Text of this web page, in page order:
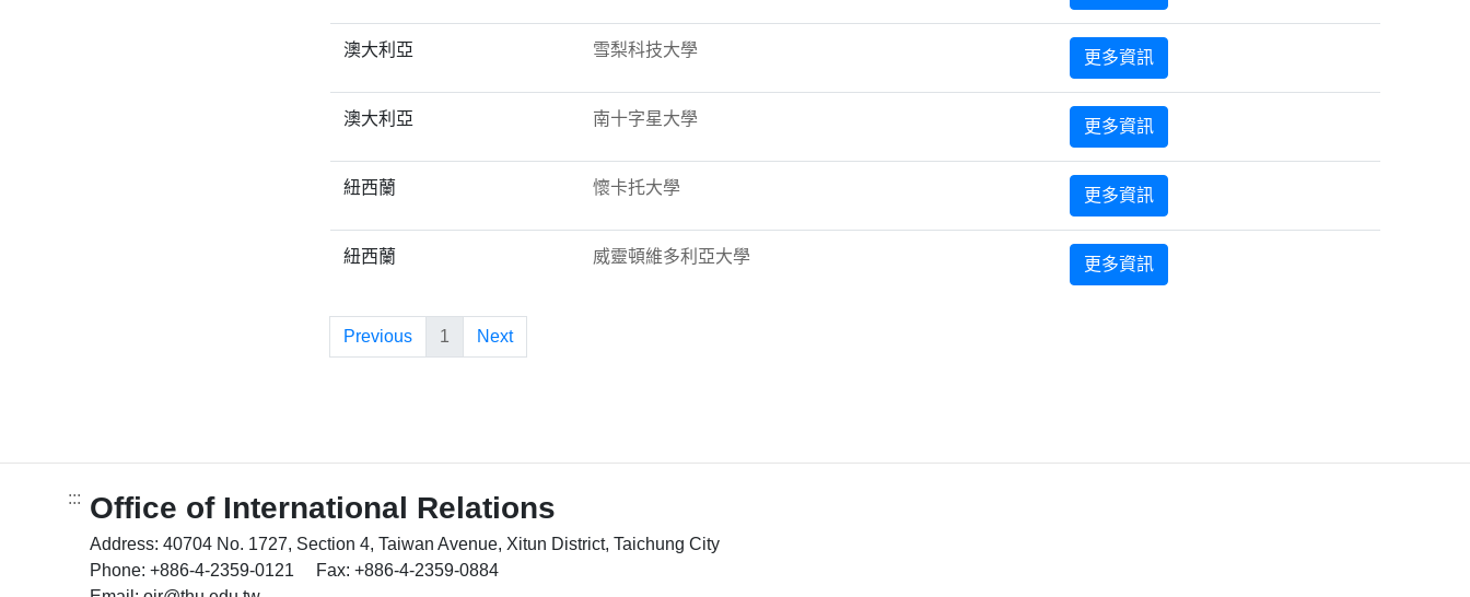
澳大利亞 雪梨科技大學 更多資訊
澳大利亞 南十字星大學 更多資訊
紐西蘭 懷卡托大學 更多資訊
紐西蘭 威靈頓維多利亞大學 更多資訊
Previous 1 Next
::: Office of International Relations
Address: 40704 No. 1727, Section 4, Taiwan Avenue, Xitun District, Taichung City
Phone: +886-4-2359-0121 Fax: +886-4-2359-0884